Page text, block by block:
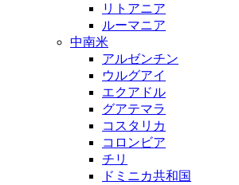
リトアニア
ルーマニア
中南米
アルゼンチン
ウルグアイ
エクアドル
グアテマラ
コスタリカ
コロンビア
チリ
ドミニカ共和国